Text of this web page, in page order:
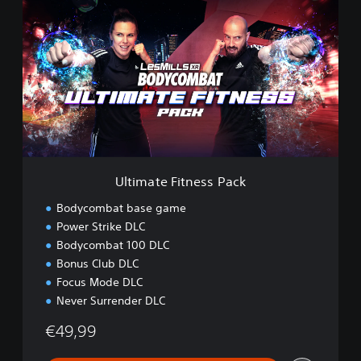
m
a
t
e
F
i
t
n
Ultimate Fitness Pack
Bodycombat base game
Power Strike DLC
Bodycombat 100 DLC
Bonus Club DLC
Focus Mode DLC
Never Surrender DLC
€49,99